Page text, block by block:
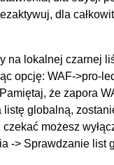
dla
na lokalnej czarnej
opcję: WAF->pro-
że zapora
globalną,
możesz
-> Sprawdzanie list